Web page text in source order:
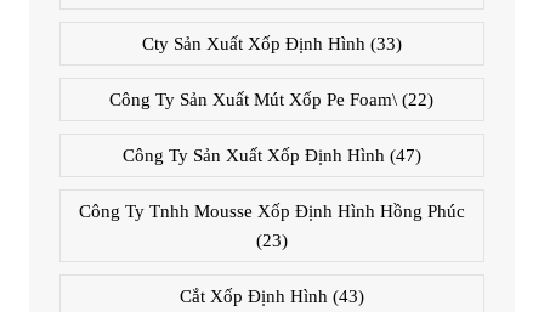
Cty Sản Xuất Xốp Định Hình(33)
Công Ty Sản Xuất Mút Xốp Pe Foam\ (22)
Công Ty Sản Xuất Xốp Định Hình(47)
Công Ty Tnhh Mousse Xốp Định Hình Hồng Phúc
(23)
Cắt Xốp Định Hình(43)